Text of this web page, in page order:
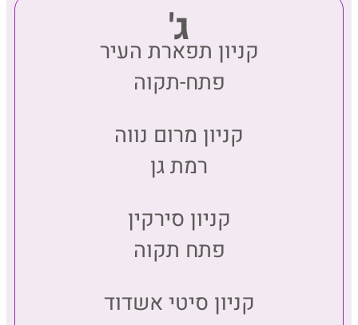
ג'
קניון תפארת העיר
פתח-תקוה
קניון מרום נווה
רמת גן
קניון סירקין
פתח תקוה
קניון סיטי אשדוד